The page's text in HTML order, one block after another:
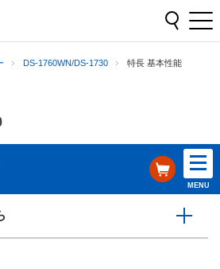
DS-1760WN/DS-1730 特長 基本性能
MENU